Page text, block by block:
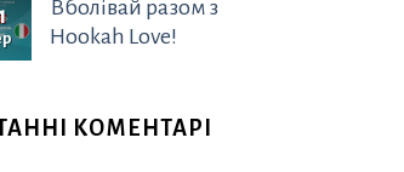
Вболівай разом з
Hookah Love!
КОМЕНТАРІ